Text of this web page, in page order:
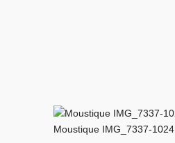
Moustique IMG_7337-1024